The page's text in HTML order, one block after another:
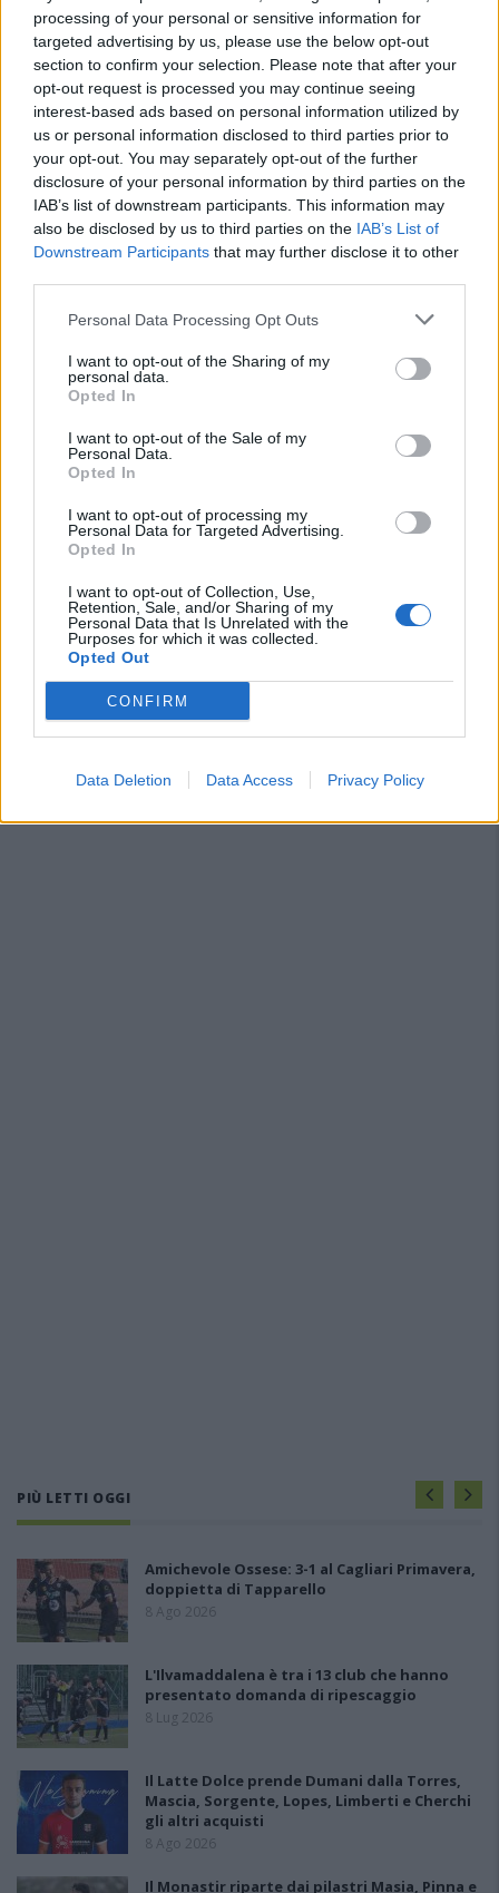
processing of your personal or sensitive information for
targeted advertising by us, please use the below opt-out
section to confirm your selection. Please note that after your
opt-out request is processed you may continue seeing
interest-based ads based on personal information utilized by
us or personal information disclosed to third parties prior to
your opt-out. You may separately opt-out of the further
disclosure of your personal information by third parties on the
IAB’s list of downstream participants. This information may
also be disclosed by us to third parties on the IAB’s List of
Downstream Participants that may further disclose it to other
Personal Data Processing Opt Outs
I want to opt-out of the Sharing of my
personal data.
Opted In
I want to opt-out of the Sale of my
Personal Data.
Opted In
I want to opt-out of processing my
Personal Data for Targeted Advertising.
Opted In
I want to opt-out of Collection, Use,
Retention, Sale, and/or Sharing of my
Personal Data that Is Unrelated with the
Purposes for which it was collected.
Opted Out
CONFIRM
Data Deletion Data Access Privacy Policy
Caos Tempio, Sechi lascia: «Il mio impegno
finisce qui, troppe complicazioni coi
problemi extra calcio»
2 Ago 2026
L'Iglesias si rinforza con Papa Seck e
Diawara, al Bonorva il difensore Balbo
1 Ago 2026
Colpo del Tortolì: arriva il centrocampista
figlio d'arte Bruno Conti
1 Ago 2026
La Villacidrese torna in Eccellenza,
l'Antiochense va in Promozione, Golfo
Carbonia, l'ex presidente Canu: «Lasciai i
31 Lug 2026
«Impossibilitati nel far fronte alle vertenze
dei giocatori»
31 Lug 2026
PIÙ LETTI OGGI
Amichevole Ossese: 3-1 al Cagliari Primavera,
doppietta di Tapparello
8 Ago 2026
L'Ilvamaddalena è tra i 13 club che hanno
presentato domanda di ripescaggio
8 Lug 2026
Il Latte Dolce prende Dumani dalla Torres,
Mascia, Sorgente, Lopes, Limberti e Cherchi
gli altri acquisti
8 Ago 2026
Il Monastir riparte dai pilastri Masia, Pinna e